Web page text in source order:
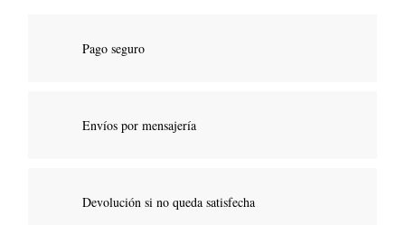
Pago seguro
Envíos por mensajería
Devolución si no queda satisfecha